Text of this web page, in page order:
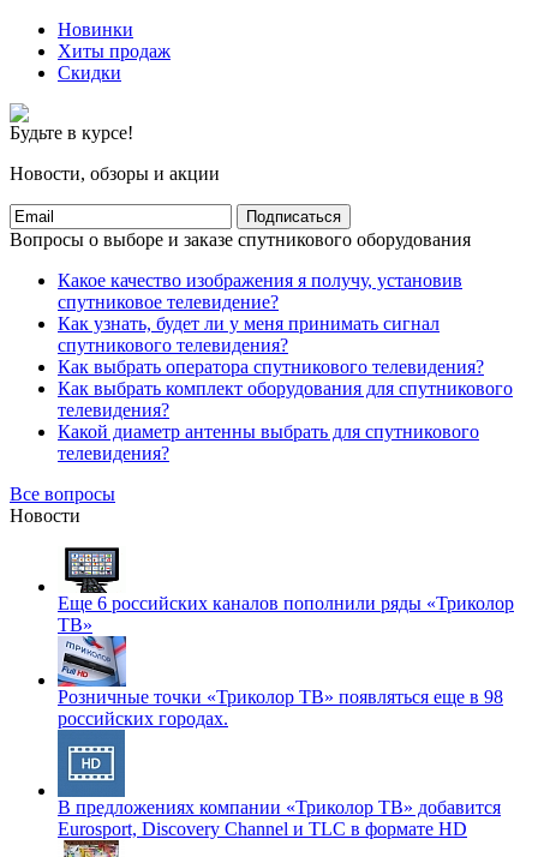
Новинки
Хиты продаж
Скидки
Будьте в курсе!
Новости, обзоры и акции
Подписаться
Вопросы о выборе и заказе спутникового оборудования
Какое качество изображения я получу, установив
спутниковое телевидение?
Как узнать, будет ли у меня принимать сигнал
спутникового телевидения?
Как выбрать оператора спутникового телевидения?
Как выбрать комплект оборудования для спутникового
телевидения?
Какой диаметр антенны выбрать для спутникового
телевидения?
Все вопросы
Новости
Еще 6 российских каналов пополнили ряды «Триколор
ТВ»
Розничные точки «Триколор ТВ» появляться еще в 98
российских городах.
В предложениях компании «Триколор ТВ» добавится
Eurosport, Discovery Channel и TLC в формате HD